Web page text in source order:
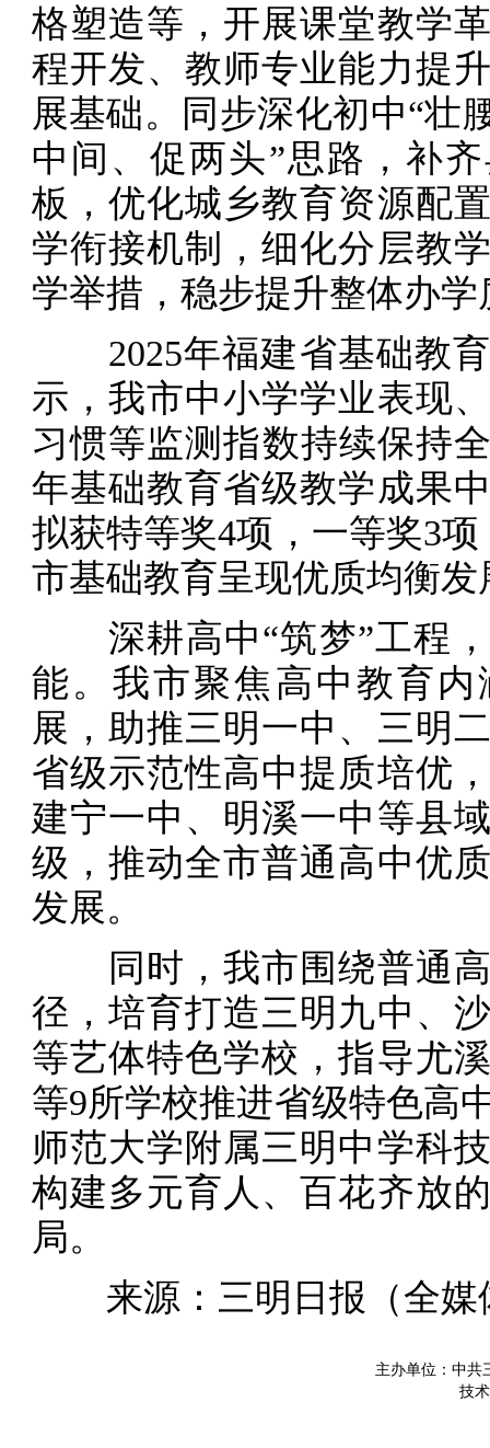
格塑造等，开展课堂教学
程开发、教师专业能力提
展基础。同步深化初中“壮
中间、促两头”思路，补
板，优化城乡教育资源配
学衔接机制，细化分层教
学举措，稳步提升整体办学
2025年福建省基础教育
示，我市中小学学业表现
习惯等监测指数持续保持
年基础教育省级教学成果
拟获特等奖4项，一等奖3
市基础教育呈现优质均衡发
深耕高中“筑梦”工程，
能。我市聚焦高中教育
展，助推三明一中、三明
省级示范性高中提质培优
建宁一中、明溪一中等县
级，推动全市普通高中优
发展。
同时，我市围绕普通高
径，培育打造三明九中、
等艺体特色学校，指导尤
等9所学校推进省级特色高
师范大学附属三明中学科
构建多元育人、百花齐放
局。
来源：三明日报（全媒
主办单位：中
技